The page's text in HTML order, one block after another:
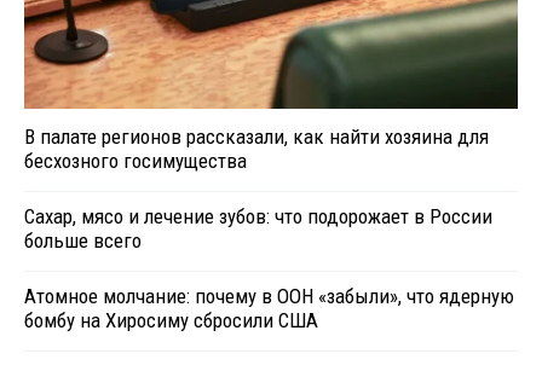
В палате регионов рассказали, как найти хозяина для
бесхозного госимущества
Сахар, мясо и лечение зубов: что подорожает в России
больше всего
Атомное молчание: почему в ООН «забыли», что ядерную
бомбу на Хиросиму сбросили США